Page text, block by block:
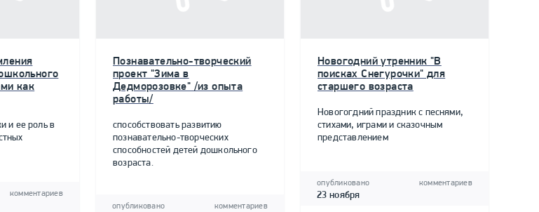
как
и ее роль в
комментариев
Познавательно-творческий
проект "Зима в
Дедморозовке" /из опыта
работы/
способствовать развитию
познавательно-творческих
способностей детей дошкольного
возраста.
опубликовано комментариев
Новогодний утренник "В
поисках Снегурочки" для
старшего возраста
Новогогдний праздник с песнями,
стихами, играми и сказочным
представлением
опубликовано
23 ноября
комментариев